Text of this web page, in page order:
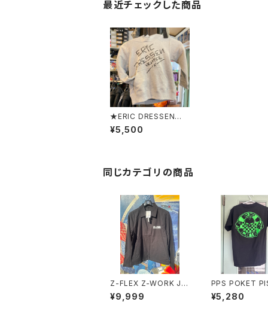
最近チェックした商品
★ERIC DRESSEN★D
RESSEN SKATES KI
DS FOOD PARKER
¥5,500
同じカテゴリの商品
Z-FLEX Z-WORK JA
CKET
¥9,999
PPS POKET
S Tシャツ
¥5,280